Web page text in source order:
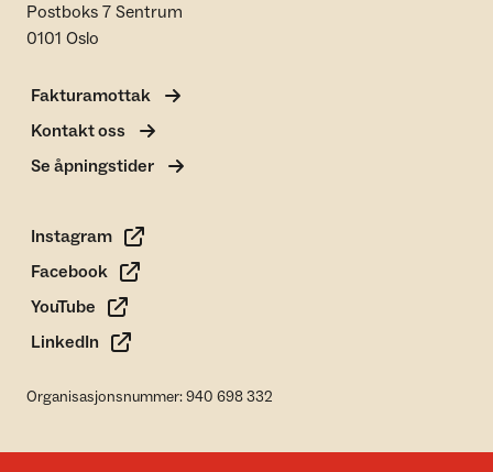
Postboks 7 Sentrum
0101 Oslo
Fakturamottak
Kontakt oss
Se åpningstider
Instagram
Facebook
YouTube
LinkedIn
Organisasjonsnummer: 940 698 332